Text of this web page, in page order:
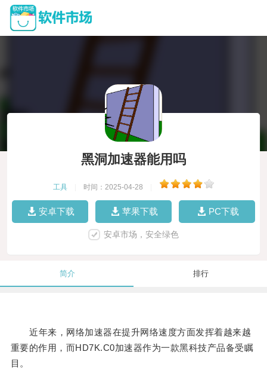
黑洞加速器能用吗
工具 时间：2025-04-28
安卓下载 苹果下载 PC下载
安卓市场，安全绿色
简介 排行
近年来，网络加速器在提升网络速度方面发挥着越来越
重要的作用，而HD7K.C0加速器作为一款黑科技产品备受瞩
目。